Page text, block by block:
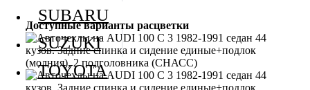
Доступные варианты расцветки
SUBARU
SUZUKI
TOYOTA